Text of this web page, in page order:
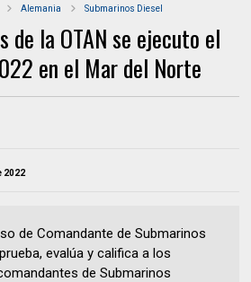
Alemania Submarinos Diesel
de la OTAN se ejecuto el
en el Mar del Norte
2022
de Comandante de Submarinos
evalúa y califica a los
de Submarinos